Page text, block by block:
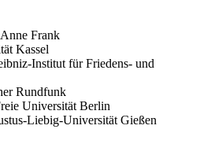
Frank
Kassel
Institut für Friedens- und
Rundfunk
Universität Berlin
Liebig-Universität Gießen